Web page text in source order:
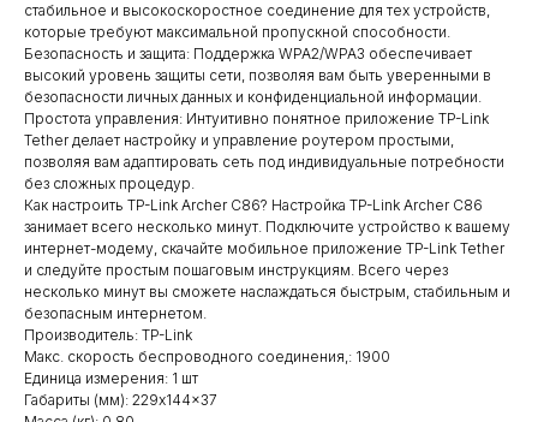
стабильное и высокоскоростное соединение для тех устройств,
которые требуют максимальной пропускной способности.
Безопасность и защита: Поддержка WPA2/WPA3 обеспечивает
высокий уровень защиты сети, позволяя вам быть уверенными в
безопасности личных данных и конфиденциальной информации.
Простота управления: Интуитивно понятное приложение TP-Link
Tether делает настройку и управление роутером простыми,
позволяя вам адаптировать сеть под индивидуальные потребности
без сложных процедур.
Как настроить TP-Link Archer C86? Настройка TP-Link Archer C86
занимает всего несколько минут. Подключите устройство к вашему
интернет-модему, скачайте мобильное приложение TP-Link Tether
и следуйте простым пошаговым инструкциям. Всего через
несколько минут вы сможете наслаждаться быстрым, стабильным и
безопасным интернетом.
Производитель: TP-Link
Макс. скорость беспроводного соединения,: 1900
Единица измерения: 1 шт
Габариты (мм): 229x144x37